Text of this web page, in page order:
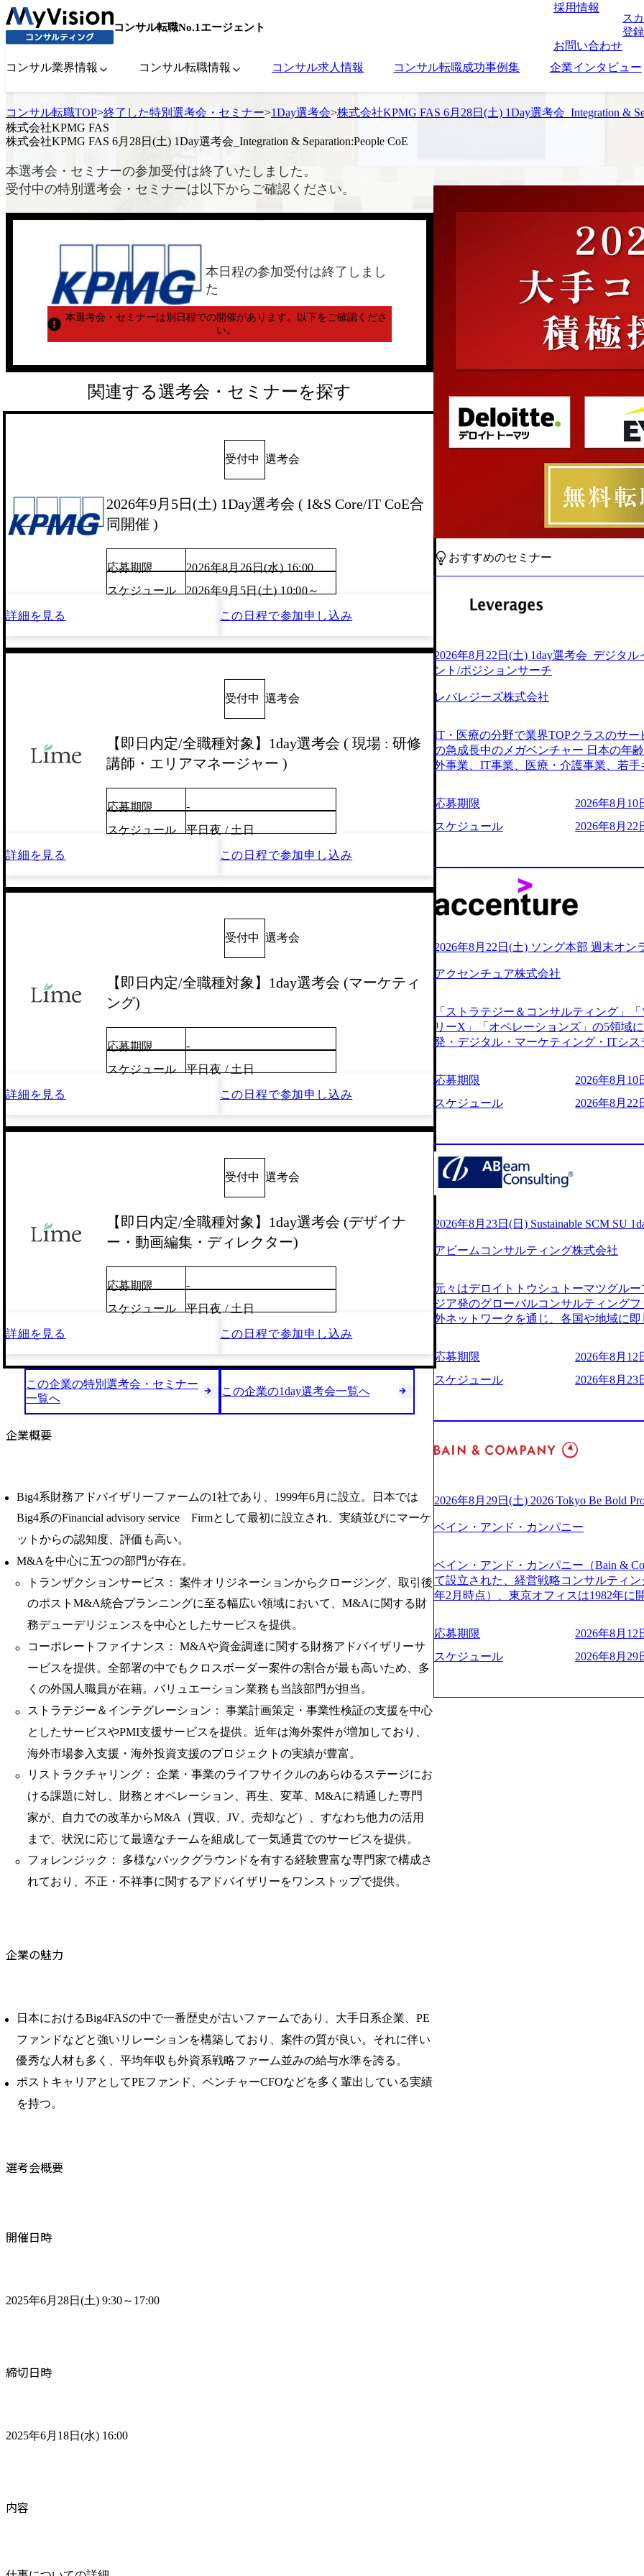
コンサル転職No.1エージェント
採用情報
お問い合わせ
ス
登
コンサル業界情報 コンサル転職情報 コンサル求人情報 コンサル転職成功事例集 企業インタビュー
コンサル転職TOP>終了した特別選考会・セミナー>1Day選考会>株式会社KPMG FAS 6月28日(土) 1Day選考会_Integration &
株式会社KPMG FAS
株式会社KPMG FAS 6月28日(土) 1Day選考会_Integration & Separation:People CoE
本選考会・セミナーの参加受付は終了いたしました。
受付中の特別選考会・セミナーは以下からご確認ください。
本日程の参加受付は終了しまし
た
本選考会・セミナーは別日程での開催があります。
以下をご確認くださ
い。
関連する選考会・セミナーを探す
受付中 選考会
2026年9月5日(土) 1Day選考会 ( I&S Core/IT CoE合
同開催 )
応募期限
2026年8月26日(水) 16:00
スケジュール
2026年9月5日(土) 10:00～
詳細を見る この日程で参加申し込み
受付中 選考会
【即日内定/全職種対象】1day選考会 ( 現場 : 研修
講師・エリアマネージャー )
応募期限
-
スケジュール
平日夜 / 土日
詳細を見る この日程で参加申し込み
受付中 選考会
【即日内定/全職種対象】1day選考会 (マーケティ
ング)
応募期限
-
スケジュール
平日夜 / 土日
詳細を見る この日程で参加申し込み
受付中 選考会
【即日内定/全職種対象】1day選考会 (デザイナ
ー・動画編集・ディレクター)
応募期限
-
スケジュール
平日夜 / 土日
詳細を見る この日程で参加申し込み
この企業の特別選考会・セミナー
一覧へ
この企業の1day選考会一覧へ
企業概要
Big4系財務アドバイザリーファームの1社であり、1999年6月に設立。日本では
Big4系のFinancial advisory service Firmとして最初に設立され、実績並びにマーケ
ットからの認知度、評価も高い。
M&Aを中心に五つの部門が存在。
トランザクションサービス： 案件オリジネーションからクロージング、取引後
のポストM&A統合プランニングに至る幅広い領域において、M&Aに関する財
務デューデリジェンスを中心としたサービスを提供。
コーポレートファイナンス： M&Aや資金調達に関する財務アドバイザリーサ
ービスを提供。全部署の中でもクロスボーダー案件の割合が最も高いため、多
くの外国人職員が在籍。バリュエーション業務も当該部門が担当。
ストラテジー＆インテグレーション： 事業計画策定・事業性検証の支援を中心
としたサービスやPMI支援サービスを提供。近年は海外案件が増加しており、
海外市場参入支援・海外投資支援のプロジェクトの実績が豊富。
リストラクチャリング： 企業・事業のライフサイクルのあらゆるステージにお
ける課題に対し、財務とオペレーション、再生、変革、M&Aに精通した専門
家が、自力での改革からM&A（買収、JV、売却など）、すなわち他力の活用
まで、状況に応じて最適なチームを組成して一気通貫でのサービスを提供。
フォレンジック： 多様なバックグラウンドを有する経験豊富な専門家で構成さ
れており、不正・不祥事に関するアドバイザリーをワンストップで提供。
企業の魅力
日本におけるBig4FASの中で一番歴史が古いファームであり、大手日系企業、PE
ファンドなどと強いリレーションを構築しており、案件の質が良い。それに伴い
優秀な人材も多く、平均年収も外資系戦略ファーム並みの給与水準を誇る。
ポストキャリアとしてPEファンド、ベンチャーCFOなどを多く輩出している実績
を持つ。
選考会概要
開催日時
2025年6月28日(土) 9:30～17:00
締切日時
2025年6月18日(水) 16:00
内容
おすすめのセミナー
2026年8月22日(土) 1day選考会_デジタ
ント/ポジションサーチ
レバレジーズ株式会社
IT・医療の分野で業界TOPクラスのサ
の急成長中のメガベンチャー 日本の年
外事業、IT事業、医療・介護事業、若
どの人員調達できる 独立資本経営をと
orage.googleapis.com/our-vision-
242d0de-3e54-4f03-b076-
ng-xiang-ke) 「働く人」「事業・サービ
リアルを取り上げています！ (https://
大分県より「外国人留学生等受入環境整
main/html/rd/p/
ム「NALYSYS」リリース (https://
レジーズで活躍するメンバー紹介！〜 管
s://www.youtube.com/
に1兆円を目指す日本にもなかなかない
130%成長 https://storage.googleapis.com/
20251030164405_5c527843-d227-4df8-
googleapis.com/our-vision-
上もの新規事業を立ち上げているため
かする「オールインハウス」型の組織
主体的かつ柔軟なキャリア形成が可能。
88_1200x698.webp ## 働き方／WLB／
り、 働き甲斐のあるランキング、新卒
であり株主からの圧力がないため事業
て長期的な成長を若手に任せられる環
年間データ、エンジニア組織） 2026年8
ていただきます。ご了承ください。 ●
別に当日の面接案内をお送りいたしま
適性検査をご受検いただきます。 ● 詳
ションサーチになります。 ご経験やス
サルタント＞ Webアプリケーション、
ー・スタートアップ企業に対する課題
メント支援までを一気通貫で担当して
を活用し、顧客の業務革新と効率化の
を深くヒアリングし、企画構想からア
貫で推進していただきます。 プロジェ
す。 ＜SE＞ 参画いただく案件はプライ
画当初はご経験に応じたフェーズから
ただきます。 課題選定から顧客への企
していただきます。 アジャイル開発を
ながら改善サイクルを回すため、ご自
ワー 事業所内禁煙(入居する施設に喫煙
れかのご経験をお持ちの方 ・システム
義～基本設計など上流経験2年以上 ・
応募期限
2026年8月10
スケジュール
2026年8月22
2026年8月22日(土) ソング本部 週末オン
アクセンチュア株式会社
「ストラテジー＆コンサルティング」
リーX」「オペレーションズ」の5領域
発・デジタル・マーケティング・ITシ
ファームである あらゆる産業において
ne Global 500社の80％以上の企業をク
ジェクトは「ファーストリテイリング
ンサルティング活動のみならず、2021
を設立し、人工知能とデータアナリテ
する活動や、デジタル人材育成の支援も
e.com/content/dam/accenture/final/
e.pdf#zoom=50) 女性の活躍について
ログ (https://www.accenture.com/jp-ja/
理由【コンサル業界俯瞰マップ】 (https://
e/detail/45446) エンジニアからコンサル
(https://www.businessinsider.jp/post-
ライゼーション (https://
ustomization) 大正製薬：ITカーブアウト支
ンク：初のオンライン開催「SoftBank
s://www.accenture.com/jp-ja/case-studies/
業省：事業者の申請手続きを電子化す
例を実現 (https://www.accenture.com/jp-ja/
ps://www.accenture.com/jp-ja/case-studies/
ービス） 世界49カ国に約73万人以上（
上の国の企業を顧客に売上641億ドルを
ている、売上・従業員数共にこの8年間
今後も高い成長が見込まれる 多くの技
ングに続いて日本国内2番目にSAP認定
引き留めを受けずに移動が可能である
取得率など約10項目を数値化すること
成功した 18時以降の会議を原則禁止と
進する 育休取得率は男性65%、女性
管理職率も21.8%（2023年12月時点）
日(土) 面接枠 ①10時開始、②11時開始、③12時開始 2026年8月10日(月) 16:00 各回5
応募期限
2026年8月10
スケジュール
2026年8月22
2026年8月23日(日) Sustainable SCM SU
アビームコンサルティング株式会社
元々はデロイトトウシュトーマツグル
ジア発のグローバルコンサルティング
外ネットワークを通じ、各国や地域に
ンドメッセージに掲げ、企業や組織の
未来のありたい姿を実現するとともに
価値及び経済的価値の追求にも貢献
グなどの専門知識と、豊富な経験を持
有する 金融、製造、流通、エネルギー
ライアントとしている SAP領域におい
以上、日本国内で企業最多の5,399件の
る また、日本国内企業として最多の
を基に独自の方法論やテンプレートを
uction.appspot.com/public/images/
nt/dam/abeam/jp/ja/about/company/
WARD OF EXCELLENCE 2024』にお
賞 (https://prtimes.jp/main/html/rd/p/
ング、社員の健康改善を支援 食事・睡
s://www.businessinsider.jp/post-283587)
の可視化を支援 「インパクト加重会計
トを算出 (https://prtimes.jp/main/html/rd/p/
て20年近く成長を続けており、2022年3
応募期限
2026年8月12
スケジュール
2026年8月23
2026年8月29日(土) 2026 Tokyo Be Bold
ベイン・アンド・カンパニー
ベイン・アンド・カンパニー（Bain &
て設立された、経営戦略コンサルティ
年2月時点）、東京オフィスは1982年に
ベインは1973年に創業された。クライ
よう、カスタマイズされた戦略を策定
行動に落とし込んでいる。 徹底した「
社戦略やトランスフォーメーション案
るものとして「True North」（真北）と
応募期限
2026年8月12
スケジュール
2026年8月29